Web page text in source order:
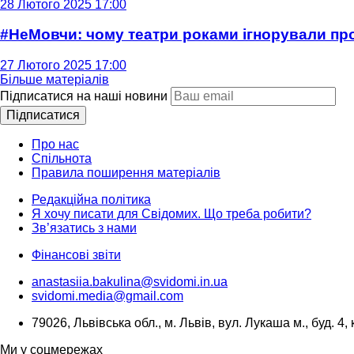
28 Лютого 2025 17:00
#НеМовчи: чому театри роками ігнорували
27 Лютого 2025 17:00
Більше матеріалів
Підписатися на наші новини
Підписатися
Про нас
Спільнота
Правила поширення матеріалів
Редакційна політика
Я хочу писати для Свідомих. Що треба робити?
Зв’язатись з нами
Фінансові звіти
anastasiia.bakulina@svidomi.in.ua
svidomi.media@gmail.com
79026, Львівська обл., м. Львів, вул. Лукаша м., буд. 4,
Ми у соцмережах